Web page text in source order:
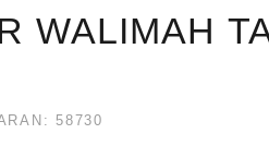
WALIMAH
58730